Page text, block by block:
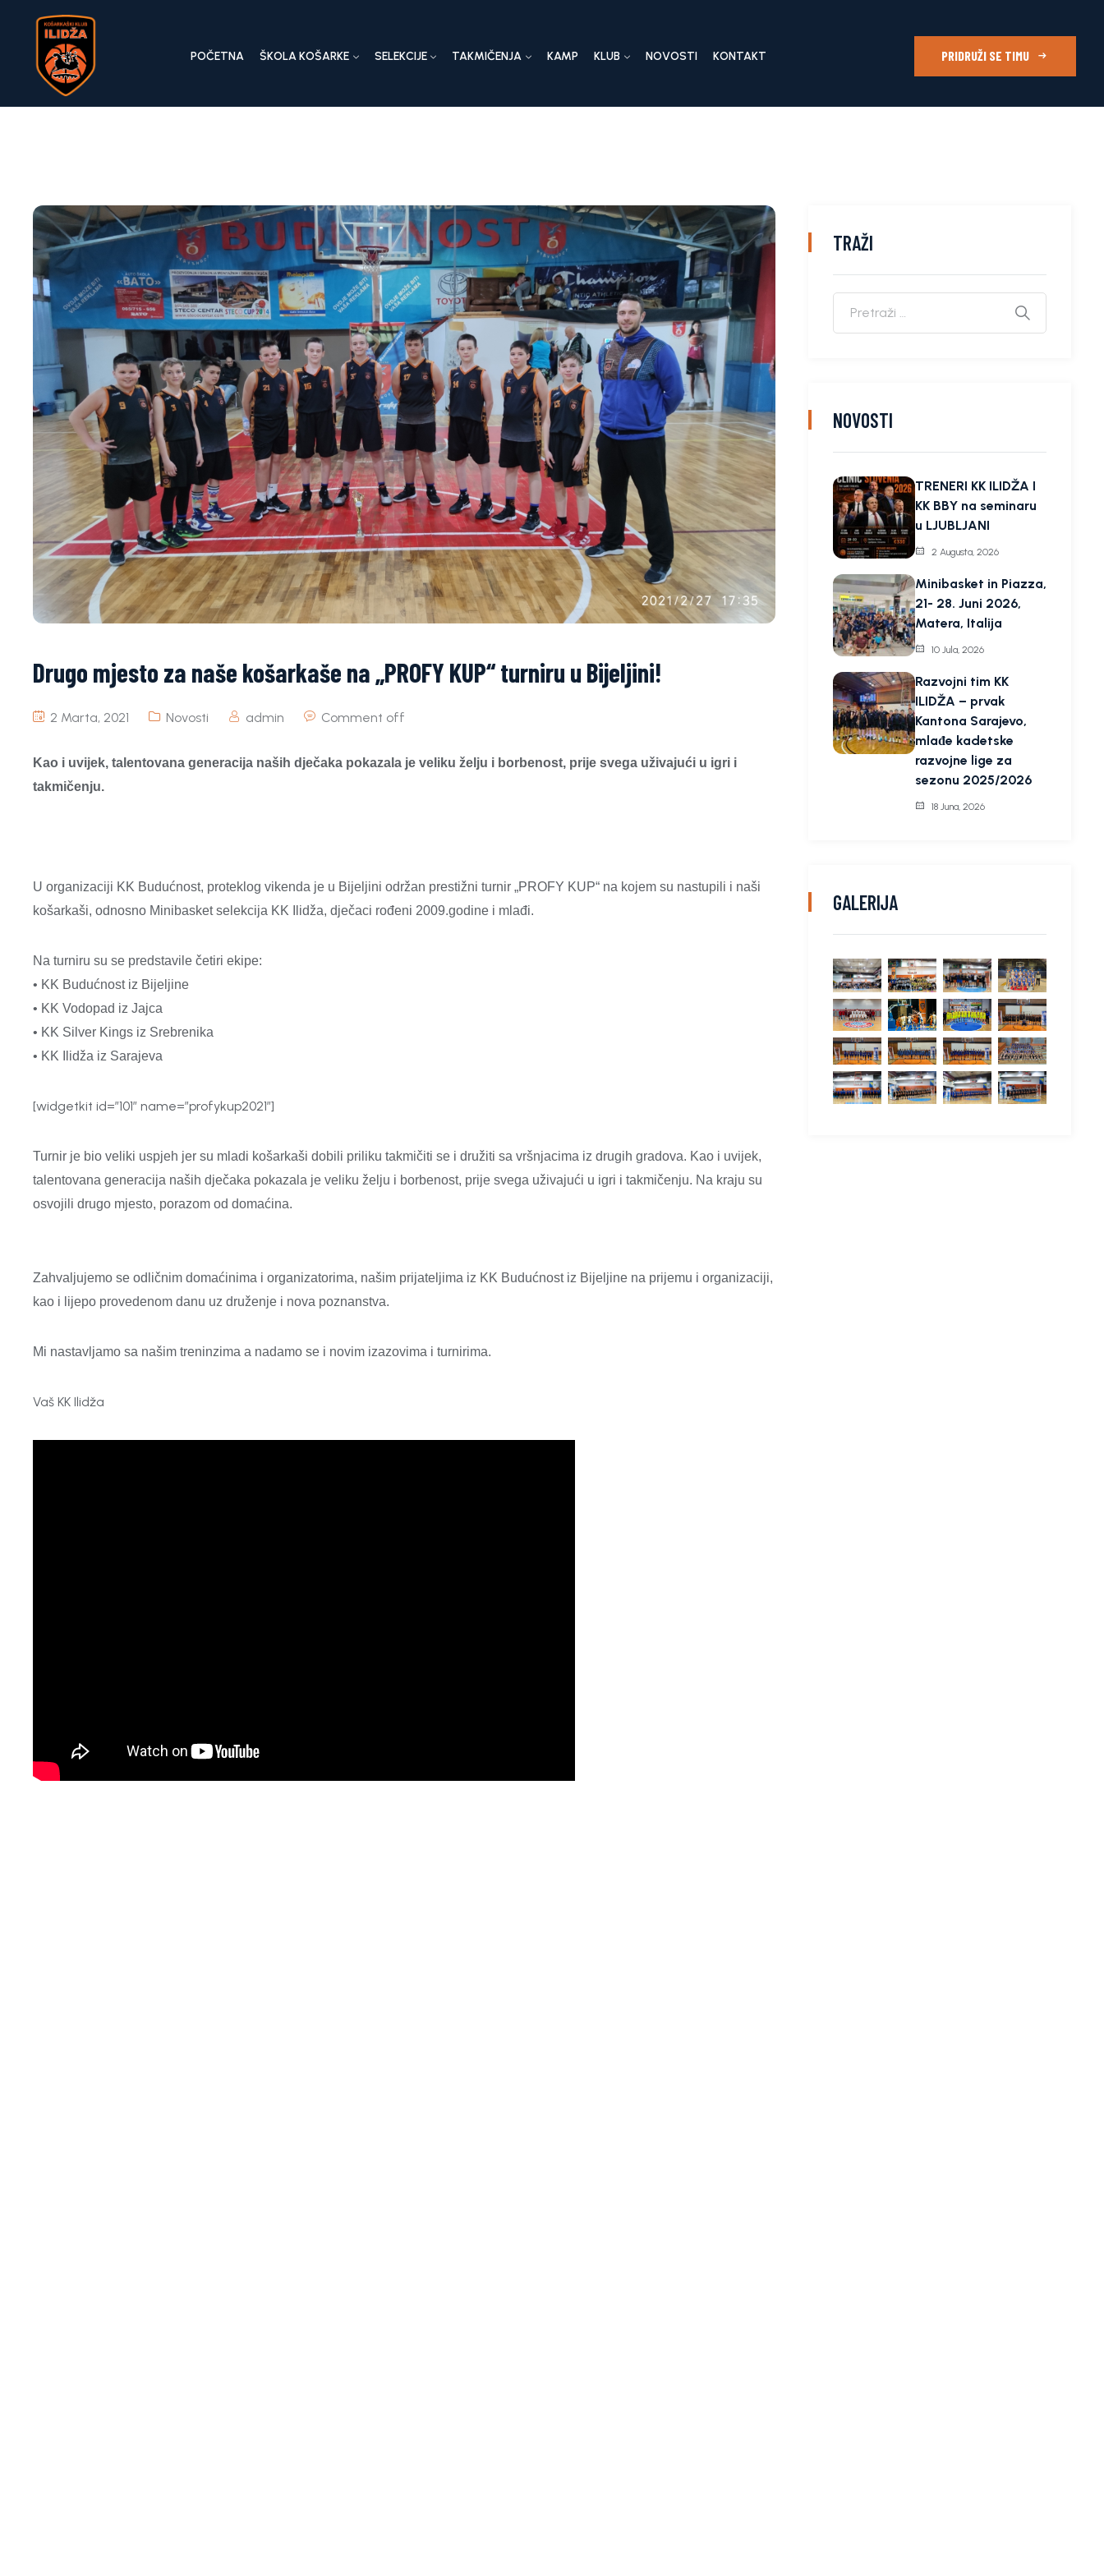
POČETNA ŠKOLA KOŠARKE SELEKCIJE TAKMIČENJA KAMP KLUB NOVOSTI KONTAKT PRIDRUŽI SE TIMU
Drugo mjesto za naše košarkaše na „PROFY KUP“ turniru u Bijeljini!
2 Marta, 2021 Novosti admin Comment off
Kao i uvijek, talentovana generacija naših dječaka pokazala je veliku želju i borbenost, prije svega uživajući u igri i
takmičenju.
U organizaciji KK Budućnost, proteklog vikenda je u Bijeljini održan prestižni turnir „PROFY KUP“ na kojem su nastupili i naši
košarkaši, odnosno Minibasket selekcija KK Ilidža, dječaci rođeni 2009.godine i mlađi.
Na turniru su se predstavile četiri ekipe:
• KK Budućnost iz Bijeljine
• KK Vodopad iz Jajca
• KK Silver Kings iz Srebrenika
• KK Ilidža iz Sarajeva
[widgetkit id=”101” name=”profykup2021”]
Turnir je bio veliki uspjeh jer su mladi košarkaši dobili priliku takmičiti se i družiti sa vršnjacima iz drugih gradova. Kao i uvijek,
talentovana generacija naših dječaka pokazala je veliku želju i borbenost, prije svega uživajući u igri i takmičenju. Na kraju su
osvojili drugo mjesto, porazom od domaćina.
Zahvaljujemo se odličnim domaćinima i organizatorima, našim prijateljima iz KK Budućnost iz Bijeljine na prijemu i organizaciji,
kao i lijepo provedenom danu uz druženje i nova poznanstva.
Mi nastavljamo sa našim treninzima a nadamo se i novim izazovima i turnirima.
Vaš KK Ilidža
TRAŽI
NOVOSTI
TRENERI KK ILIDŽA I
KK BBY na seminaru
u LJUBLJANI
2 Augusta, 2026
Minibasket in Piazza,
21- 28. Juni 2026,
Matera, Italija
10 Jula, 2026
Razvojni tim KK
ILIDŽA – prvak
Kantona Sarajevo,
mlađe kadetske
razvojne lige za
sezonu 2025/2026
18 Juna, 2026
GALERIJA